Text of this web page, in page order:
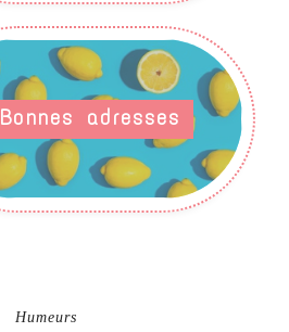
Bonnes adresses
Humeurs